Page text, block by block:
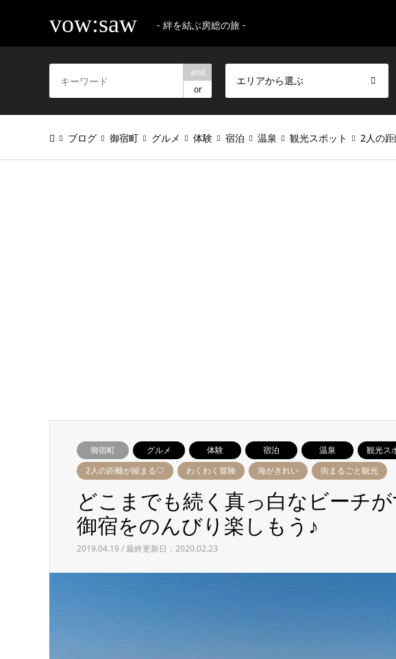
vow:saw - 絆を結ぶ房総の旅 -
and
or
エリアから選ぶ
ブログ 御宿町 グルメ 体験 宿泊 温泉 観光スポット 2人の
御宿町 グルメ 体験 宿泊 温泉
観光ス
2人の距離が縮まる♡
わくわく冒険 海がきれい 街まるごと観光
どこまでも続く真っ白なビーチ
御宿をのんびり楽しもう♪
2019.04.19 / 最終更新日：2020.02.23